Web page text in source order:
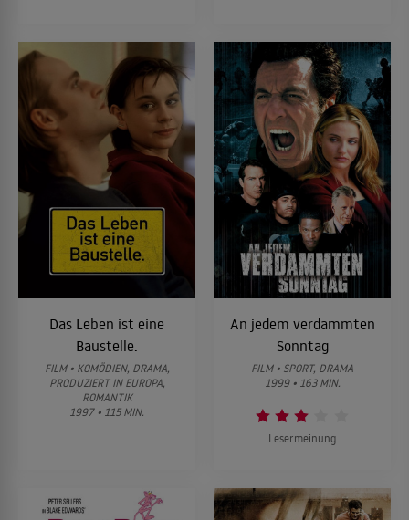
Das Leben ist eine
Baustelle.
FILM • KOMÖDIEN, DRAMA,
PRODUZIERT IN EUROPA,
ROMANTIK
1997 • 115 MIN.
An jedem verdammten
Sonntag
FILM • SPORT, DRAMA
1999 • 163 MIN.
Lesermeinung